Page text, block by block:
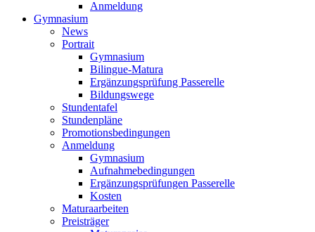
Anmeldung
Gymnasium
News
Portrait
Gymnasium
Bilingue-Matura
Ergänzungsprüfung Passerelle
Bildungswege
Stundentafel
Stundenpläne
Promotionsbedingungen
Anmeldung
Gymnasium
Aufnahmebedingungen
Ergänzungsprüfungen Passerelle
Kosten
Maturaarbeiten
Preisträger